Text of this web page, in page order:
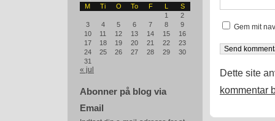
M
Ti O To F L
S
1
2
3
4 5 6 7 8
9
10
11 12 13 14 15
16
17
18 19 20 21 22
23
24
25 26 27 28 29
30
31
« jul
Abonner på blog via
Email
Gem mit
Dette site
kommentar